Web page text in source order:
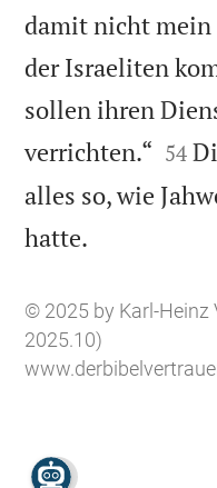
damit nicht mein
der Israeliten
sollen ihren
verrichten.“ 

54
alles so, wie
hatte.
© 2025 by Karl-Heinz
2025.10)